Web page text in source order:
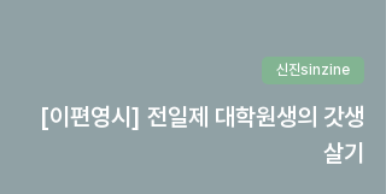
[이편영시] 전일제 대학원생의 갓생
살기
신진sinzine